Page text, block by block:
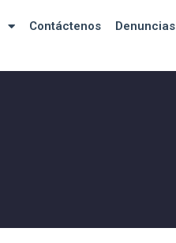
Contáctenos Denuncias